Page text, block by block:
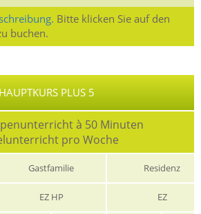
Bitte klicken Sie auf den
buchen.
HAUPTKURS PLUS 5
à 50 Minuten
pro Woche
Gastfamilie Residenz
EZ HP
EZ